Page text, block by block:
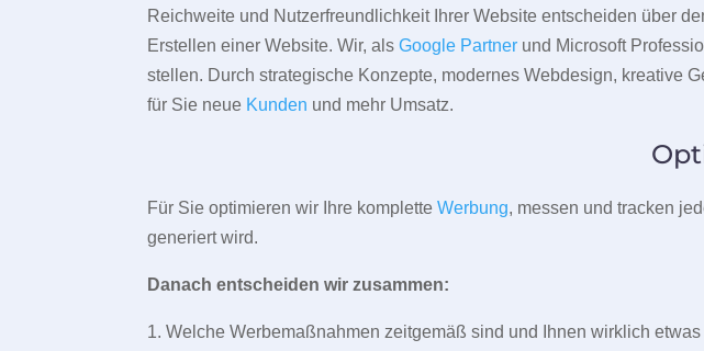
Reichweite und Nutzerfreundlichkeit Ihrer Website entscheiden über
Erstellen einer Website. Wir, alsGoogle Partner und Microsoft
stellen. Durch strategische Konzepte, modernes Webdesign, kreative
für Sie neue Kunden und mehr Umsatz.
Für Sie optimieren wir Ihre kompletteWerbung, messen und tracken
generiert wird.
Danach entscheiden wir zusammen:
1. Welche Werbemaßnahmen zeitgemäß sind und Ihnen wirklich etwas